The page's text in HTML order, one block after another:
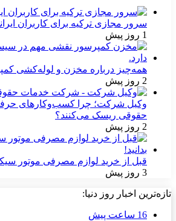
سرور مجازی ترکیه برای کاربران
1 روز پیش
همه‌چیز درباره مخزن و لوله‌کشی
2 روز پیش
وکیل شرکت؛ چرا کسب‌وکارهای
حقوقی ریسک می‌کنند؟
2 روز پیش
قبل از خرید لوازم مصرفی موتور
3 روز پیش
تازه‌ترین اخبار روز دنیا:
16 ساعت پیش